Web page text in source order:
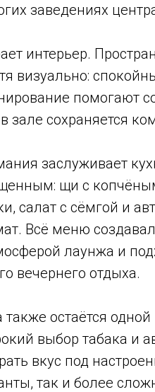
заведениях
интерьер.
визуально:
помогают
зале сохраняется
заслуживает
щи с
салат с сёмгой и
Всё меню
лаунжа и
вечернего отдыха.
также остаётся
выбор табака и
вкус под
так и более